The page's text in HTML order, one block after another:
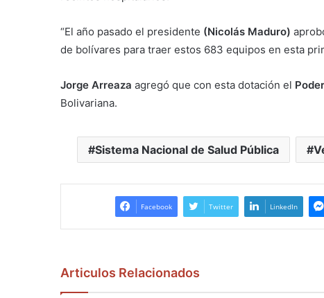
“El año pasado el presidente (Nicolás Maduro)
de bolívares para traer estos 683 equipos en esta
Jorge Arreaza agregó que con esta dotación el
Bolivariana.
Sistema Nacional de Salud Pública
Facebook Twitter LinkedIn
Articulos Relacionados